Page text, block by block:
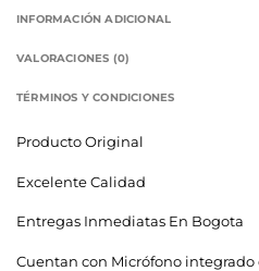
INFORMACIÓN ADICIONAL
VALORACIONES (0)
TÉRMINOS Y CONDICIONES
Producto Original
Excelente Calidad
Entregas Inmediatas En Bogota
Cuentan con Micrófono